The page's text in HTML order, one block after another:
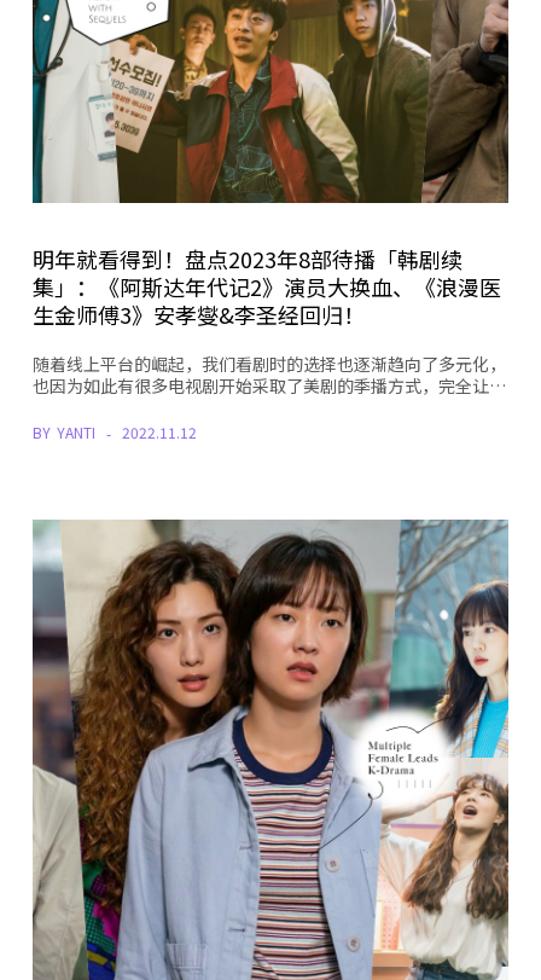
明年就看得到！盘点2023年8部待播「韩剧续
集」：《阿斯达年代记2》演员大换血、《浪漫医
生金师傅3》安孝燮&李圣经回归！
随着线上平台的崛起，我们看剧时的选择也逐渐趋向了多元化，
也因为如此有很多电视剧开始采取了美剧的季播方式，完全让…
BY YANTI 2022.11.12